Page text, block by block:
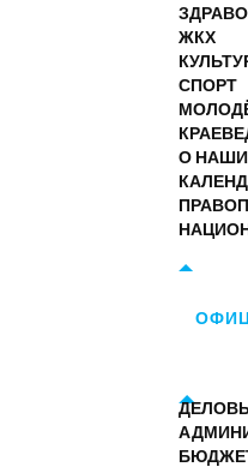
ЖКХ
СПОРТ
О